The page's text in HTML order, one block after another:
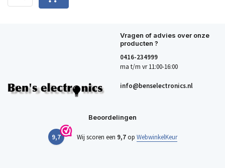
Vragen of advies over onze
producten ?
0416-234999
ma t/m vr 11:00-16:00
info@benselectronics.nl
Beoordelingen
9,7 Wij scoren een 9,7op WebwinkelKeur